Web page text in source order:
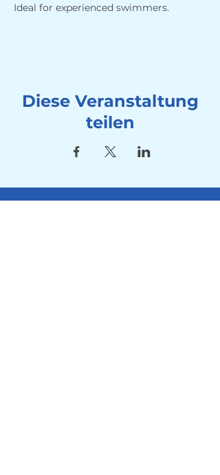
Ideal for experienced swimmers.
Diese Veranstaltung
teilen